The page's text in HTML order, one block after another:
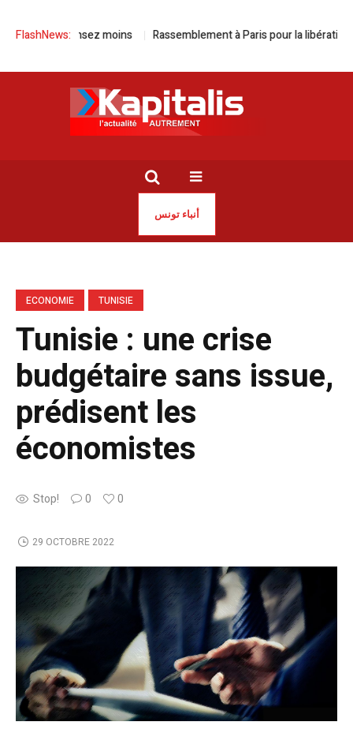
FlashNews:
dépensez moins Rassemblement à Paris pour la libération de
أنباء تونس
ECONOMIE TUNISIE
Tunisie : une crise
budgétaire sans issue,
prédisent les
économistes
Stop! 0 0
29 OCTOBRE 2022